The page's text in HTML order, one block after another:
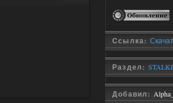
Ссылка:
Раздел:
Добавил: